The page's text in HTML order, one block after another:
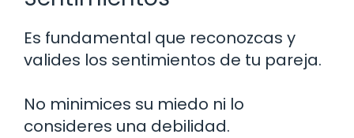
Es fundamental que reconozcas y
valides los sentimientos de tu pareja.
No minimices su miedo ni lo
consideres una debilidad.